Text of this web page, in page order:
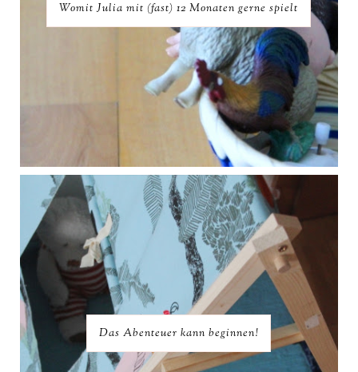
Womit Julia mit (fast) 12 Monaten gerne spielt
Das Abenteuer kann beginnen!